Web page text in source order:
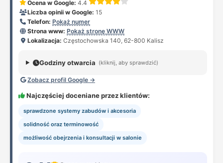
Ocena w Google: 4.4
Liczba opinii w Google: 15
Telefon: Pokaż numer
Strona www: Pokaż stronę WWW
Lokalizacja: Częstochowska 140, 62-800 Kalisz
Godziny otwarcia (kliknij, aby sprawdzić)
Zobacz profil Google →
Najczęściej doceniane przez klientów:
sprawdzone systemy zabudów i akcesoria
solidność oraz terminowość
możliwość obejrzenia i konsultacji w salonie